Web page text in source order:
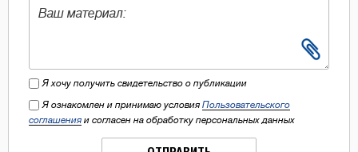
Я хочу получить свидетельство о публикации
Я ознакомлен и принимаю условия Пользовательского
соглашения и согласен на обработку персональных данных